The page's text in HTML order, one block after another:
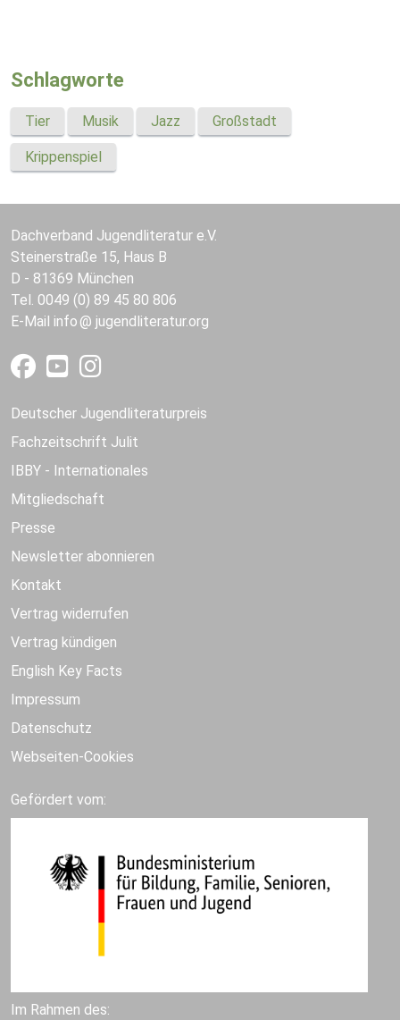
Schlagworte
Tier Musik Jazz Großstadt
Krippenspiel
Dachverband Jugendliteratur e.V.
Steinerstraße 15, Haus B
D - 81369 München
Tel. 0049 (0) 89 45 80 806
E-Mail info jugendliteratur.org
Deutscher Jugendliteraturpreis
Fachzeitschrift Julit
IBBY - Internationales
Mitgliedschaft
Presse
Newsletter abonnieren
Kontakt
Vertrag widerrufen
Vertrag kündigen
English Key Facts
Impressum
Datenschutz
Webseiten-Cookies
Gefördert vom:
Im Rahmen des: